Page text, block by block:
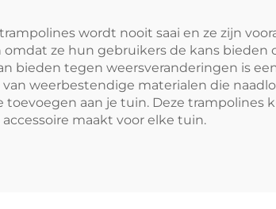
wordt nooit saai en ze zijn
ze hun gebruikers de kans
bieden tegen weersveranderingen is
weerbestendige materialen die
toevoegen aan je tuin. Deze
maakt voor elke tuin.